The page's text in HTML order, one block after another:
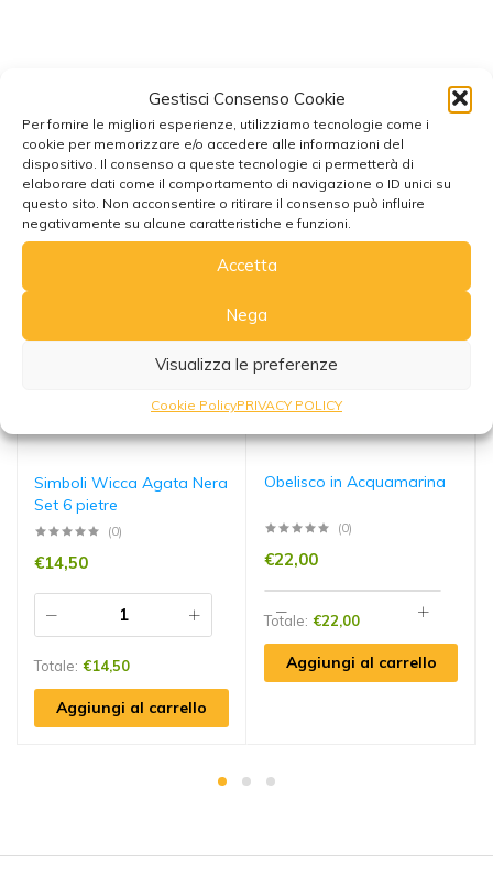
Gestisci Consenso Cookie
Per fornire le migliori esperienze, utilizziamo tecnologie come i
cookie per memorizzare e/o accedere alle informazioni del
dispositivo. Il consenso a queste tecnologie ci permetterà di
elaborare dati come il comportamento di navigazione o ID unici su
questo sito. Non acconsentire o ritirare il consenso può influire
negativamente su alcune caratteristiche e funzioni.
Accetta
Nega
Visualizza le preferenze
Cookie PolicyPRIVACY POLICY
Potrebbe interessarti anche
Simboli Wicca Agata Nera
Set 6 pietre
(0)
€14,50
Totale: €14,50
Aggiungi al carrello
Obelisco in Acquamarina
(0)
€22,00
Totale: €22,00
Aggiungi al carrello